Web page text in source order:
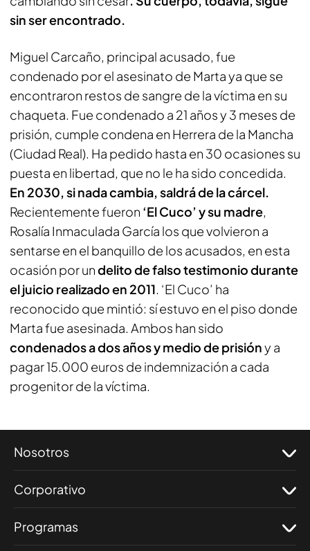
sin ser encontrado.
Miguel Carcaño, principal acusado, fue
condenado por el asesinato de Marta ya que se
encontraron restos de sangre de la víctima en su
chaqueta. Fue condenado a 21 años y 3 meses de
prisión, cumple condena en Herrera de la Mancha
(Ciudad Real). Ha pedido hasta en 30 ocasiones su
puesta en libertad, que no le ha sido concedida.
En 2030, si nada cambia, saldrá de la cárcel.
Recientemente fueron ‘El Cuco’ y su madre,
Rosalía Inmaculada García los que volvieron a
sentarse en el banquillo de los acusados, en esta
ocasión por undelito de falso testimonio durante
el juicio realizado en 2011. ‘El Cuco’ ha
reconocido que mintió: sí estuvo en el piso donde
Marta fue asesinada. Ambos han sido
condenados a dos años y medio de prisióny a
pagar 15.000 euros de indemnización a cada
progenitor de la víctima.
Nosotros
Corporativo
Programas